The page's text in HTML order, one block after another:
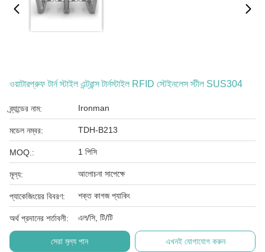
ওয়াটারপ্রুফ টার্ন স্টাইল এন্ট্রান্স টার্নস্টাইল RFID স্টেইনলেস স্টীল SUS304
ব্র্যান্ডের নাম: Ironman
মডেল নম্বর: TDH-B213
MOQ.: 1 পিসি
মূল্য: আলোচনা সাপেক্ষে
প্যাকেজিংয়ের বিবরণ: শক্ত কাগজ প্যাকিং
অর্থ প্রদানের শর্তাবলী: এল/সি, টি/টি
সেরা মূল্য পান এখনই যোগাযোগ করুন